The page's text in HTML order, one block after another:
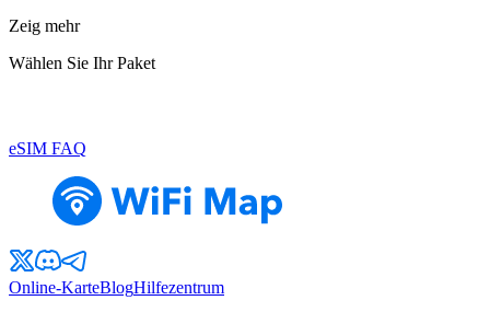
Zeig mehr
Wählen Sie Ihr Paket
eSIM FAQ
Online-KarteBlogHilfezentrum